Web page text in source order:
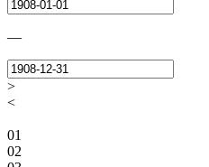
—
>
<
01
02